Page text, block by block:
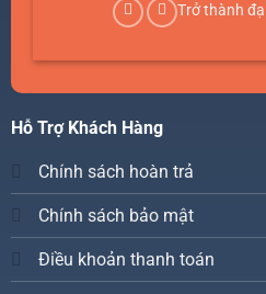
Trở thành
Hỗ Trợ Khách Hàng
Chính sách hoàn trả
Chính sách bảo mật
Điều khoản thanh toán